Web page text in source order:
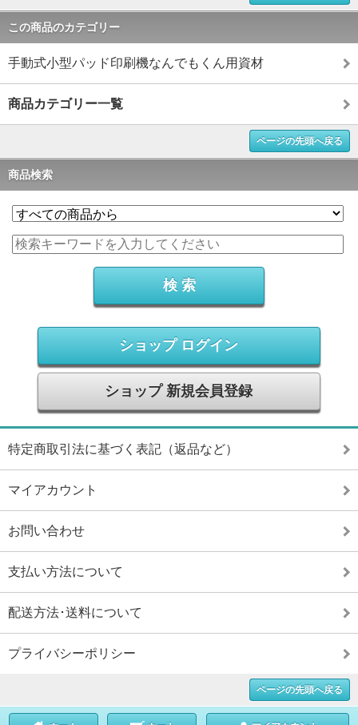
この商品のカテゴリー
手動式小型パッド印刷機なんでもくん用資材
商品カテゴリー一覧
ページの先頭へ戻る
商品検索
ショップ ログイン
ショップ 新規会員登録
特定商取引法に基づく表記（返品など）
マイアカウント
お問い合わせ
支払い方法について
配送方法･送料について
プライバシーポリシー
ページの先頭へ戻る